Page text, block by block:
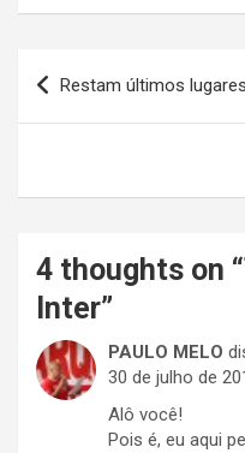
Navegação
de
Restam últimos
4 thoughts on “
Inter”
PAULO MELO
30 de julho de
Alô você!
Pois é, eu aqui